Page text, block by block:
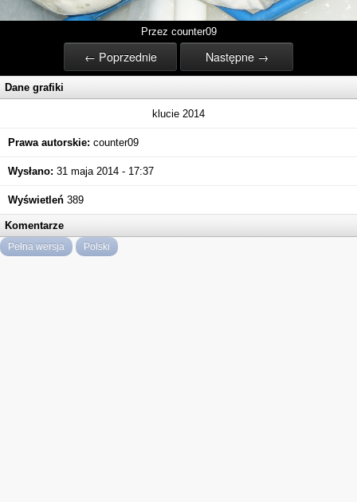
Przez counter09
← Poprzednie Następne →
Dane grafiki
klucie 2014
Prawa autorskie: counter09
Wysłano: 31 maja 2014 - 17:37
Wyświetleń 389
Komentarze
Pełna wersja Polski